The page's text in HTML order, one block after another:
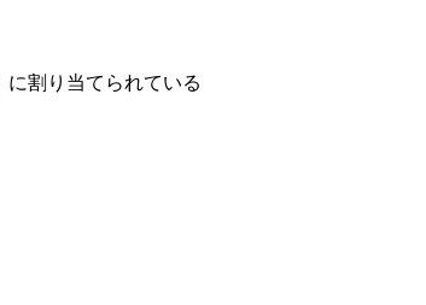
に割り当てられている